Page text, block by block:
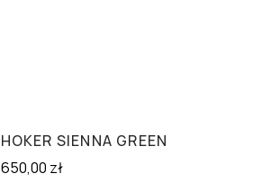
HOKER SIENNA GREEN
650,00 zł